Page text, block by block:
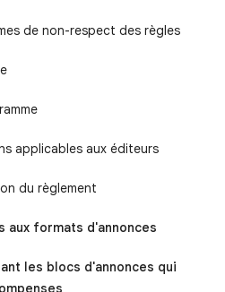
de non-respect des règles
applicables aux éditeurs
du règlement
aux formats d'annonces
les blocs d'annonces qui